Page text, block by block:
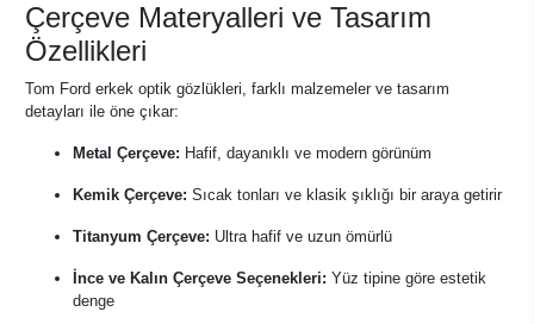
Çerçeve Materyalleri ve Tasarım
Özellikleri
Tom Ford erkek optik gözlükleri, farklı malzemeler ve tasarım
detayları ile öne çıkar:
Metal Çerçeve: Hafif, dayanıklı ve modern görünüm
Kemik Çerçeve: Sıcak tonları ve klasik şıklığı bir araya getirir
Titanyum Çerçeve: Ultra hafif ve uzun ömürlü
İnce ve Kalın Çerçeve Seçenekleri: Yüz tipine göre estetik
denge